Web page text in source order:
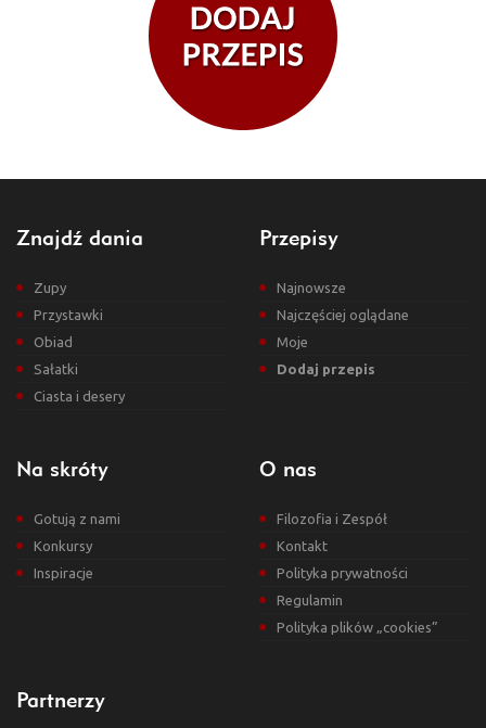
Znajdź dania
Zupy
Przystawki
Obiad
Sałatki
Ciasta i desery
Przepisy
Najnowsze
Najczęściej oglądane
Moje
Dodaj przepis
Na skróty
Gotują z nami
Konkursy
Inspiracje
O nas
Filozofia i Zespół
Kontakt
Polityka prywatności
Regulamin
Polityka plików „cookies”
Partnerzy